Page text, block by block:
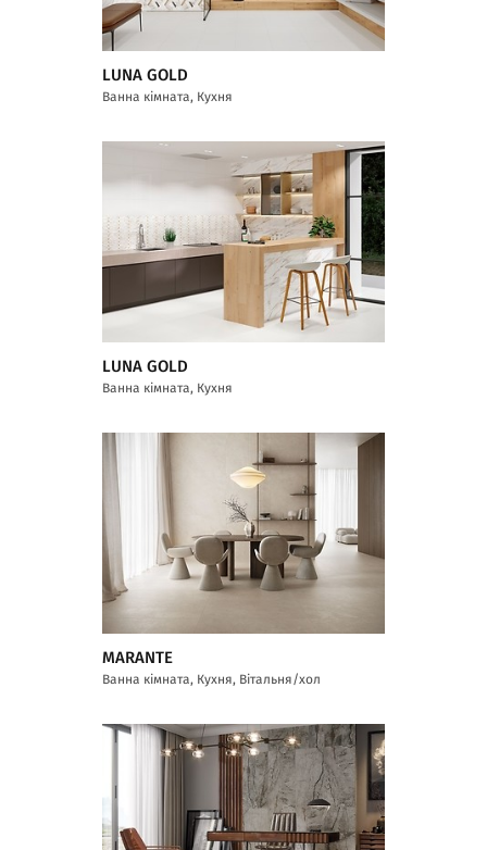
LUNA GOLD
Ванна кімната, Кухня
LUNA GOLD
Ванна кімната, Кухня
MARANTE
Ванна кімната, Кухня, Вітальня/хол